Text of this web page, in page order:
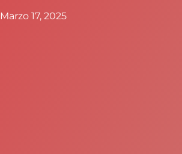
Marzo 17, 2025